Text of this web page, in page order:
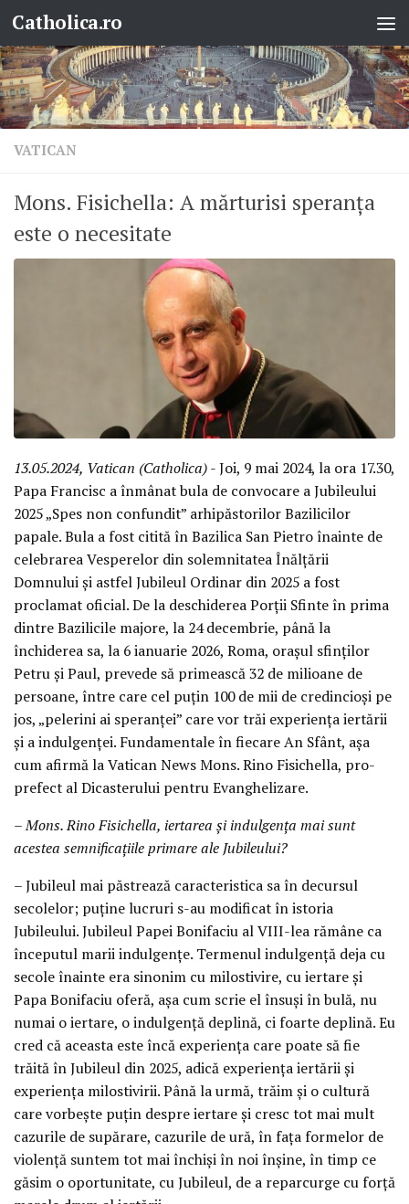
Skip to content
Catholica.ro
VATICAN
Mons. Fisichella: A mărturisi speranța
este o necesitate
13.05.2024, Vatican (Catholica)- Joi, 9 mai 2024, la ora 17.30,
Papa Francisc a înmânat bula de convocare a Jubileului
2025 „Spes non confundit” arhipăstorilor Bazilicilor
papale. Bula a fost citită în Bazilica San Pietro înainte de
celebrarea Vesperelor din solemnitatea Înălțării
Domnului și astfel Jubileul Ordinar din 2025 a fost
proclamat oficial. De la deschiderea Porții Sfinte în prima
dintre Bazilicile majore, la 24 decembrie, până la
închiderea sa, la 6 ianuarie 2026, Roma, orașul sfinților
Petru și Paul, prevede să primească 32 de milioane de
persoane, între care cel puțin 100 de mii de credincioși pe
jos, „pelerini ai speranței” care vor trăi experiența iertării
și a indulgenței. Fundamentale în fiecare An Sfânt, așa
cum afirmă la Vatican News Mons. Rino Fisichella, pro-
prefect al Dicasterului pentru Evanghelizare.
– Mons. Rino Fisichella, iertarea și indulgența mai sunt
acestea semnificațiile primare ale Jubileului?
– Jubileul mai păstrează caracteristica sa în decursul
secolelor; puține lucruri s-au modificat în istoria
Jubileului. Jubileul Papei Bonifaciu al VIII-lea rămâne ca
începutul marii indulgențe. Termenul indulgență deja cu
secole înainte era sinonim cu milostivire, cu iertare și
Papa Bonifaciu oferă, așa cum scrie el însuși în bulă, nu
numai o iertare, o indulgență deplină, ci foarte deplină. Eu
cred că aceasta este încă experiența care poate să fie
trăită în Jubileul din 2025, adică experiența iertării și
experiența milostivirii. Până la urmă, trăim și o cultură
care vorbește puțin despre iertare și cresc tot mai mult
cazurile de supărare, cazurile de ură, în fața formelor de
violență suntem tot mai închiși în noi înșine, în timp ce
găsim o oportunitate, cu Jubileul, de a reparcurge cu forță